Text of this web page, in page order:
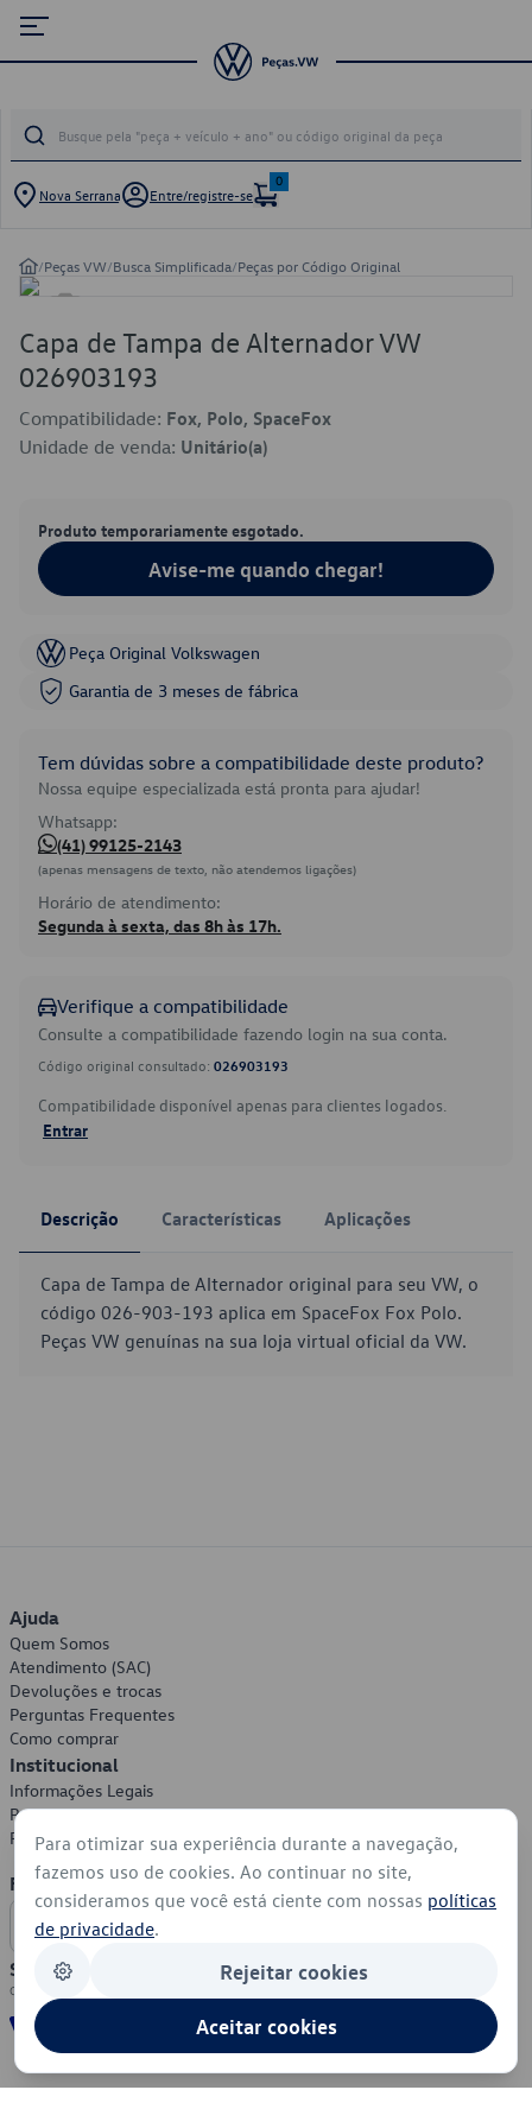
Nova Serrana Entre/registre-se
0
/Peças VW/Busca Simplificada/Peças por Código Original
Capa de Tampa de Alternador VW
026903193
Compatibilidade: Fox, Polo, SpaceFox
Unidade de venda: Unitário(a)
Produto temporariamente esgotado.
Avise-me quando chegar!
Peça Original Volkswagen
Garantia de 3 meses de fábrica
Tem dúvidas sobre a compatibilidade deste produto?
Nossa equipe especializada está pronta para ajudar!
Whatsapp:
(41) 99125-2143
(apenas mensagens de texto, não atendemos ligações)
Horário de atendimento:
Segunda à sexta, das 8h às 17h.
Verifique a compatibilidade
Consulte a compatibilidade fazendo login na sua conta.
Código original consultado: 026903193
Compatibilidade disponível apenas para clientes logados.
Entrar
Descrição Características Aplicações
Capa de Tampa de Alternador original para seu VW, o
código 026-903-193 aplica em SpaceFox Fox Polo.
Peças VW genuínas na sua loja virtual oficial da VW.
Ajuda
Quem Somos
Atendimento (SAC)
Devoluções e trocas
Perguntas Frequentes
Como comprar
Institucional
Informações Legais
Política de Privacidade
Política de Cookies
Formas de Pagamento
Segurança
Para otimizar sua experiência durante a navegação,
fazemos uso de cookies. Ao continuar no site,
consideramos que você está ciente com nossas políticas
de privacidade.
Rejeitar cookies
Aceitar cookies